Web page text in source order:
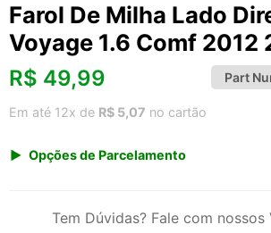
Farol De Milha Lado
Voyage 1.6 Comf 2012
R$ 49,99 Part
Em até 12x de R$ 5,07 no cartão
Opções de Parcelamento
2x de R$ 26,90Tem Dúvidas? Fale com nossos